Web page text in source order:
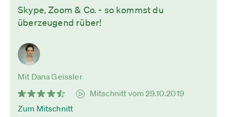
Skype, Zoom & Co. - so kommst du
überzeugend rüber!
Mit Dana Geissler
Mitschnitt vom 29.10.2019
Zum Mitschnitt